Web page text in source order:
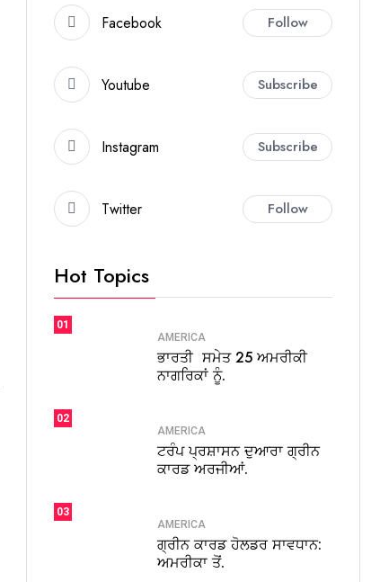
Facebook Follow
Youtube Subscribe
Instagram Subscribe
Twitter Follow
Hot Topics
01
AMERICA
ਭਾਰਤੀ ਸਮੇਤ 25 ਅਮਰੀਕੀ
ਨਾਗਰਿਕਾਂ ਨੂੰ.
02
AMERICA
ਟਰੰਪ ਪ੍ਰਸ਼ਾਸਨ ਦੁਆਰਾ ਗ੍ਰੀਨ
ਕਾਰਡ ਅਰਜੀਆਂ.
03
AMERICA
ਗ੍ਰੀਨ ਕਾਰਡ ਹੋਲਡਰ ਸਾਵਧਾਨ:
ਅਮਰੀਕਾ ਤੋਂ.